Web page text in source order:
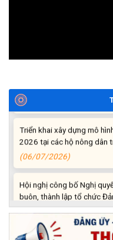
Thông báo cảnh báo lừa
(24/07/2026)
Triển khai xây dựng mô
2026 tại các hộ nông dân
(06/07/2026)
Hội nghị công bố Nghị
buôn, thành lập tổ chức
buôn, trưởng Ban công